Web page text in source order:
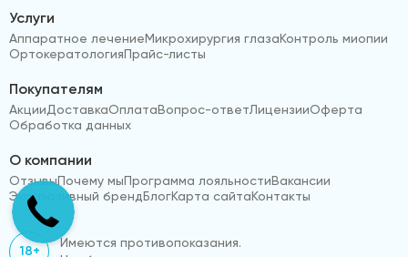
Услуги
Аппаратное лечениеМикрохирургия глазаКонтроль миопии
ОртокератологияПрайс-листы
Покупателям
АкцииДоставкаОплатаВопрос-ответЛицензииОферта
Обработка данных
О компании
ОтзывыПочему мыПрограмма лояльностиВакансии
Эксклюзивный брендБлогКарта сайтаКонтакты
18+
Имеются противопоказания.